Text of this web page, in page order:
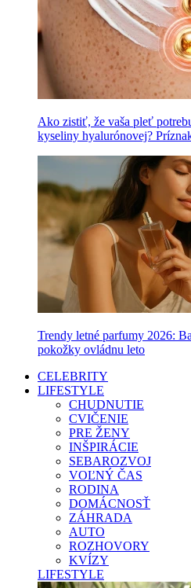
Ako zistiť, že vaša pleť
kyseliny hyalurónovej?
Trendy letné parfumy 2026:
pokožky ovládnu leto
CELEBRITY
LIFESTYLE
CHUDNUTIE
CVIČENIE
PRE ŽENY
INŠPIRÁCIE
SEBAROZVOJ
VOĽNÝ ČAS
RODINA
DOMÁCNOSŤ
ZÁHRADA
AUTO
ROZHOVORY
KVÍZY
LIFESTYLE